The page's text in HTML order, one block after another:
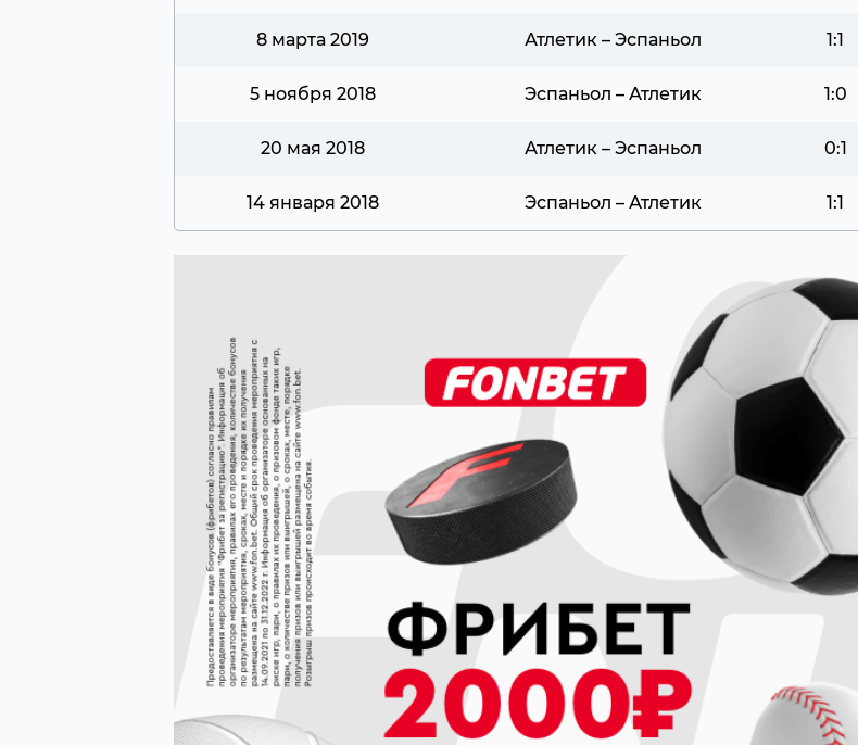
8 марта 2019 Атлетик – Эспаньол 1:1
5 ноября 2018 Эспаньол – Атлетик 1:0
20 мая 2018 Атлетик – Эспаньол 0:1
14 января 2018 Эспаньол – Атлетик 1:1